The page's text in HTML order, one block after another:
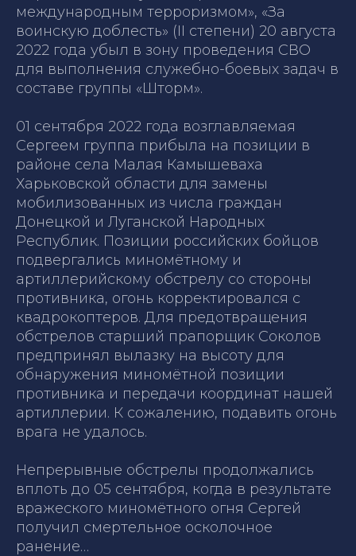
международным терроризмом», «За
воинскую доблесть» (II степени) 20 августа
2022 года убыл в зону проведения СВО
для выполнения служебно-боевых задач в
составе группы «Шторм».
01 сентября 2022 года возглавляемая
Сергеем группа прибыла на позиции в
районе села Малая Камышеваха
Харьковской области для замены
мобилизованных из числа граждан
Донецкой и Луганской Народных
Республик. Позиции российских бойцов
подвергались миномётному и
артиллерийскому обстрелу со стороны
противника, огонь корректировался с
квадрокоптеров. Для предотвращения
обстрелов старший прапорщик Соколов
предпринял вылазку на высоту для
обнаружения миномётной позиции
противника и передачи координат нашей
артиллерии. К сожалению, подавить огонь
врага не удалось.
Непрерывные обстрелы продолжались
вплоть до 05 сентября, когда в результате
вражеского миномётного огня Сергей
получил смертельное осколочное
ранение…